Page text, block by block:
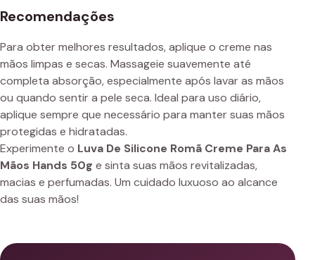
Recomendações
Para obter melhores resultados, aplique o creme nas
mãos limpas e secas. Massageie suavemente até
completa absorção, especialmente após lavar as mãos
ou quando sentir a pele seca. Ideal para uso diário,
aplique sempre que necessário para manter suas mãos
protegidas e hidratadas.
Experimente o Luva De Silicone Romã Creme Para As
Mãos Hands 50g e sinta suas mãos revitalizadas,
macias e perfumadas. Um cuidado luxuoso ao alcance
das suas mãos!